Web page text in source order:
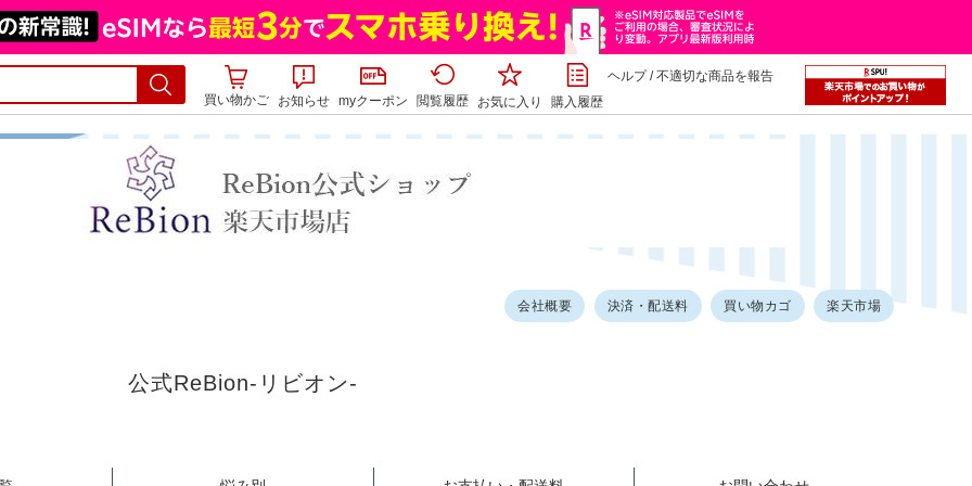
買い物かご お知らせ myクーポン 閲覧履歴 お気に入り 購入履歴
ヘルプ/不適切な商品を報告